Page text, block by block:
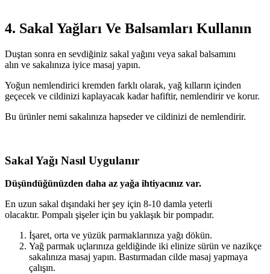
4. Sakal Yağları Ve Balsamları Kullanın
Duştan sonra en sevdiğiniz sakal yağını veya sakal balsamını
alın ve sakalınıza iyice masaj yapın.
Yoğun nemlendirici kremden farklı olarak, yağ kılların içinden
geçecek ve cildinizi kaplayacak kadar hafiftir, nemlendirir ve korur.
Bu ürünler nemi sakalınıza hapseder ve cildinizi de nemlendirir.
Sakal Yağı Nasıl Uygulanır
Düşündüğünüzden daha az yağa ihtiyacınız var.
En uzun sakal dışındaki her şey için 8-10 damla yeterli
olacaktır. Pompalı şişeler için bu yaklaşık bir pompadır.
İşaret, orta ve yüzük parmaklarınıza yağı dökün.
Yağ parmak uçlarınıza geldiğinde iki elinize sürün ve nazikçe
sakalınıza masaj yapın. Bastırmadan cilde masaj yapmaya
çalışın.